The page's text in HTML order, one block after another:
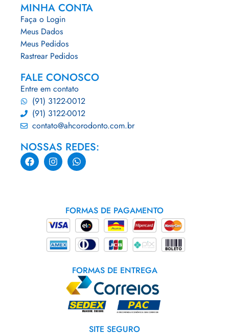
MINHA CONTA
Faça o Login
Meus Dados
Meus Pedidos
Rastrear Pedidos
FALE CONOSCO
Entre em contato
(91) 3122-0012
(91) 3122-0012
contato@ahcorodonto.com.br
NOSSAS REDES:
FORMAS DE PAGAMENTO
FORMAS DE ENTREGA
SITE SEGURO